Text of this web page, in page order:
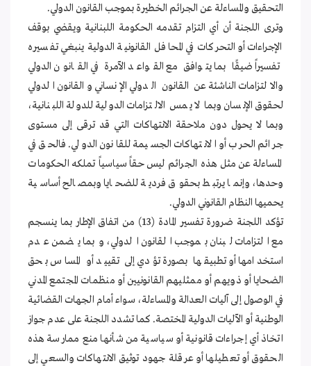
التحقيق والمساءلة عن الجرائم الخطيرة بموجب القانون الدولي.
وترى اللجنة أن أي التزام تقدمه الحكومة اللبنانية ويقضي بوقف
الإجراءات أو التحركات في المحافل القانونية الدولية ينبغي تفسيره
تفسيراً ضيقًا بما يتوافق مع القواعد الآمرة في القانون الدولي
والالتزامات الناشئة عن القانون الدولي الإنساني والقانون الدولي
لحقوق الإنسان وبما لا يمس الالتزامات الدولية للدولة اللبنانية،
وبما لا يحول دون ملاحقة الانتهاكات التي قد ترقى إلى مستوى
جرائم الحرب أو الانتهاكات الجسيمة للقانون الدولي. فالحق في
المساءلة عن مثل هذه الجرائم ليس حقاً سياسياً تملكه الحكومات
وحدها، وإنما يرتبط بحقوق فردية للضحايا وبمصالح أساسية
يحميها النظام القانوني الدولي.
تؤكد اللجنة ضرورة تفسير المادة (13) من اتفاق الإطار بما ينسجم
مع التزامات لبنان بموجب القانون الدولي، وبما يضمن عدم
استخدامها أو تطبيقها بصورة تؤدي إلى تقييد أو المساس بحق
الضحايا أو ذويهم أو ممثليهم القانونيين أو منظمات المجتمع المدني
في الوصول إلى آليات العدالة والمساءلة، سواء أمام الجهات القضائية
الوطنية أو الآليات الدولية المختصة. كما تشدد اللجنة على عدم جواز
اتخاذ أي إجراءات قانونية أو سياسية من شأنها منع ممارسة هذه
الحقوق أو تعطيلها أو عرقلة جهود توثيق الانتهاكات والسعي إلى